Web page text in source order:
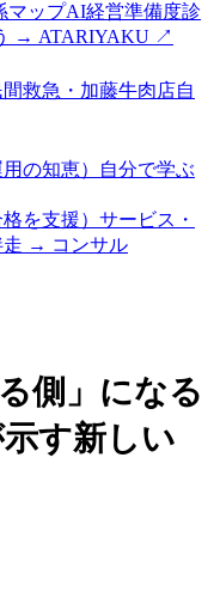
マップAI経営準備度診
→ ATARIYAKU ↗
救急・加藤牛肉店自
の知恵）
自分で学ぶ
を支援） サービス・
走 → コンサル
側」になる
す新しい